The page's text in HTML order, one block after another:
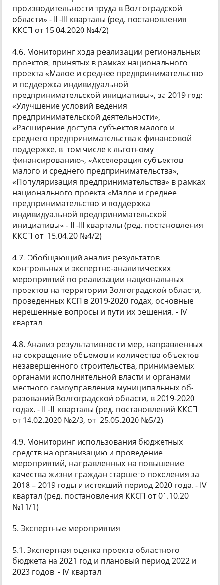
производительности труда в Волгоградской
области» - II -III кварталы (ред. постановления
ККСП от 15.04.2020 №4/2)
4.6. Мониторинг хода реализации региональных
проектов, принятых в рамках национального
проекта «Малое и среднее предпринимательство
и поддержка индивидуальной
предпринимательской инициативы», за 2019 год:
«Улучшение условий ведения
предпринимательской деятельности»,
«Расширение доступа субъектов малого и
среднего предпринимательства к финансовой
поддержке, в том числе к льготному
финансированию», «Акселерация субъектов
малого и среднего предпринимательства»,
«Популяризация предпринимательства» в рамках
национального проекта «Малое и среднее
предпринимательство и поддержка
индивидуальной предпринимательской
инициативы» - II -III кварталы (ред. постановления
ККСП от 15.04.20 №4/2)
4.7. Обобщающий анализ результатов
контрольных и экспертно-аналитических
мероприятий по реализации национальных
проектов на территории Волгоградской области,
проведенных КСП в 2019-2020 годах, основные
нерешенные вопросы и пути их решения. - IV
квартал
4.8. Анализ результативности мер, направленных
на сокращение объемов и количества объектов
незавершенного строительства, принимаемых
органами исполнительной власти и органами
местного самоуправления муниципальных об-
разований Волгоградской области, в 2019-2020
годах. - II -III кварталы (ред. постановлений ККСП
от 14.02.2020 №2/3, от 25.05.2020 №5/2)
4.9. Мониторинг использования бюджетных
средств на организацию и проведение
мероприятий, направленных на повышение
качества жизни граждан старшего поколения за
2018 – 2019 годы и истекший период 2020 года. - IV
квартал (ред. постановления ККСП от 01.10.20
№11/1)
5. Экспертные мероприятия
5.1. Экспертная оценка проекта областного
бюджета на 2021 год и плановый период 2022 и
2023 годов. - IV квартал